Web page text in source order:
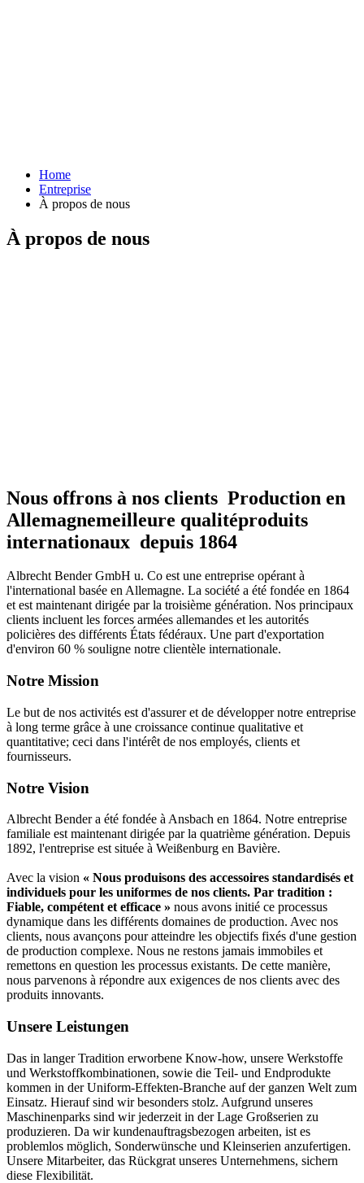
Home
Entreprise
À propos de nous
À propos de nous
Nous offrons à nos clients Production en
Allemagnemeilleure qualitéproduits
internationaux depuis 1864
Albrecht Bender GmbH u. Co est une entreprise opérant à
l'international basée en Allemagne. La société a été fondée en 1864
et est maintenant dirigée par la troisième génération. Nos principaux
clients incluent les forces armées allemandes et les autorités
policières des différents États fédéraux. Une part d'exportation
d'environ 60 % souligne notre clientèle internationale.
Notre Mission
Le but de nos activités est d'assurer et de développer notre entreprise
à long terme grâce à une croissance continue qualitative et
quantitative; ceci dans l'intérêt de nos employés, clients et
fournisseurs.
Notre Vision
Albrecht Bender a été fondée à Ansbach en 1864. Notre entreprise
familiale est maintenant dirigée par la quatrième génération. Depuis
1892, l'entreprise est située à Weißenburg en Bavière.
Avec la vision « Nous produisons des accessoires standardisés et
individuels pour les uniformes de nos clients. Par tradition :
Fiable, compétent et efficace » nous avons initié ce processus
dynamique dans les différents domaines de production. Avec nos
clients, nous avançons pour atteindre les objectifs fixés d'une gestion
de production complexe. Nous ne restons jamais immobiles et
remettons en question les processus existants. De cette manière,
nous parvenons à répondre aux exigences de nos clients avec des
produits innovants.
Unsere Leistungen
Das in langer Tradition erworbene Know-how, unsere Werkstoffe
und Werkstoffkombinationen, sowie die Teil- und Endprodukte
kommen in der Uniform-Effekten-Branche auf der ganzen Welt zum
Einsatz. Hierauf sind wir besonders stolz. Aufgrund unseres
Maschinenparks sind wir jederzeit in der Lage Großserien zu
produzieren. Da wir kundenauftragsbezogen arbeiten, ist es
problemlos möglich, Sonderwünsche und Kleinserien anzufertigen.
Unsere Mitarbeiter, das Rückgrat unseres Unternehmens, sichern
diese Flexibilität.